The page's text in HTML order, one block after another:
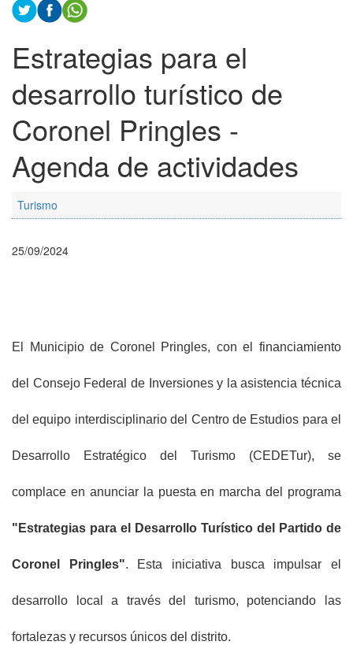
Estrategias para el
desarrollo turístico de
Coronel Pringles -
Agenda de actividades
Turismo
25/09/2024
El Municipio de Coronel Pringles, con el financiamiento
del Consejo Federal de Inversiones y la asistencia técnica
del equipo interdisciplinario del Centro de Estudios para el
Desarrollo Estratégico del Turismo (CEDETur), se
complace en anunciar la puesta en marcha del programa
"Estrategias para el Desarrollo Turístico del Partido de
Coronel Pringles". Esta iniciativa busca impulsar el
desarrollo local a través del turismo, potenciando las
fortalezas y recursos únicos del distrito.